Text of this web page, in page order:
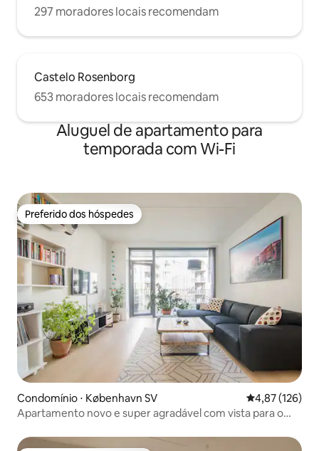
297 moradores locais recomendam
Castelo Rosenborg
653 moradores locais recomendam
Aluguel de apartamento para
temporada com Wi-Fi
Preferido dos hóspedes
Preferido dos hóspedes
Condomínio ⋅ København SV 4,87 de uma
4,87 (126)
Apartamento novo e super agradável com vista para o